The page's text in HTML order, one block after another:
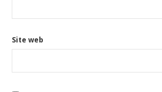
Site web